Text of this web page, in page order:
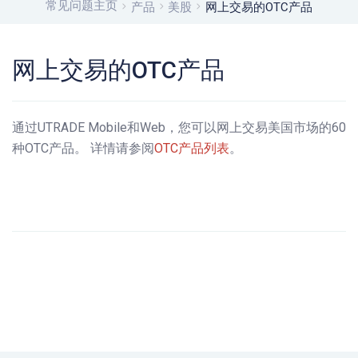
常见问题主页 产品 美股 网上交易的OTC产品
网上交易的OTC产品
通过UTRADE Mobile和Web，您可以网上交易美国市场的60
种OTC产品。 详情请参阅OTC产品列表。